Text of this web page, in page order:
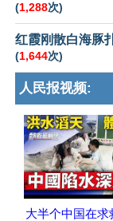
(1,288次)
红霞刚散白海豚
(1,644次)
人民报视频:
大半个中国在求